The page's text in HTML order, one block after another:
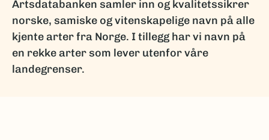
Artsdatabanken samler inn og kvalitetssikrer
norske, samiske og vitenskapelige navn på alle
kjente arter fra Norge. I tillegg har vi navn på
en rekke arter som lever utenfor våre
landegrenser.